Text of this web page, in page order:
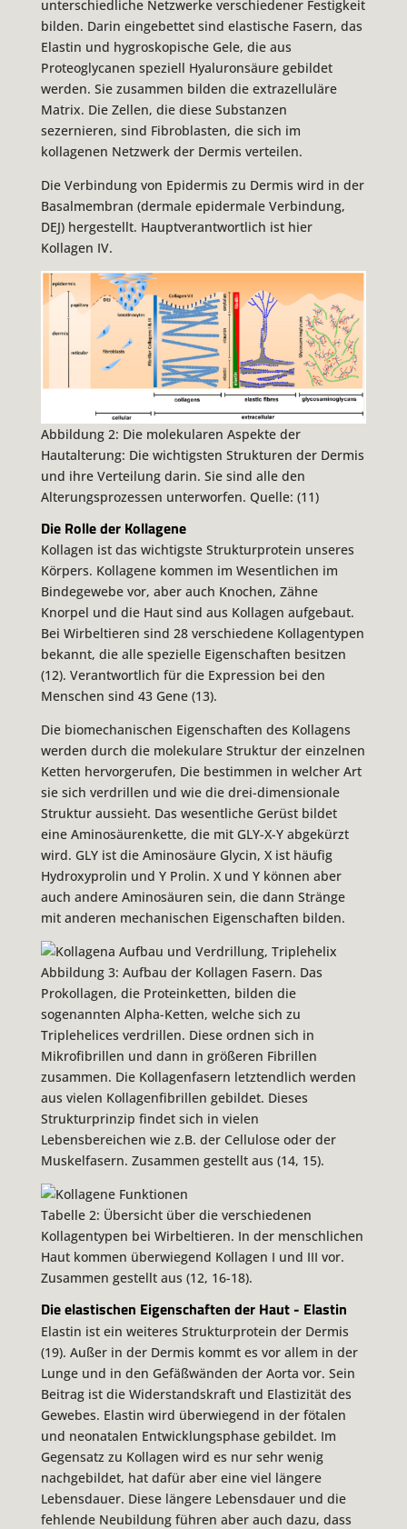
unterschiedliche Netzwerke verschiedener Festigkeit
bilden. Darin eingebettet sind elastische Fasern, das
Elastin und hygroskopische Gele, die aus
Proteoglycanen speziell Hyaluronsäure gebildet
werden. Sie zusammen bilden die extrazelluläre
Matrix. Die Zellen, die diese Substanzen
sezernieren, sind Fibroblasten, die sich im
kollagenen Netzwerk der Dermis verteilen.
Die Verbindung von Epidermis zu Dermis wird in der
Basalmembran (dermale epidermale Verbindung,
DEJ) hergestellt. Hauptverantwortlich ist hier
Kollagen IV.
Abbildung 2: Die molekularen Aspekte der
Hautalterung: Die wichtigsten Strukturen der Dermis
und ihre Verteilung darin. Sie sind alle den
Alterungsprozessen unterworfen. Quelle: (11)
Die Rolle der Kollagene
Kollagen ist das wichtigste Strukturprotein unseres
Körpers. Kollagene kommen im Wesentlichen im
Bindegewebe vor, aber auch Knochen, Zähne
Knorpel und die Haut sind aus Kollagen aufgebaut.
Bei Wirbeltieren sind 28 verschiedene Kollagentypen
bekannt, die alle spezielle Eigenschaften besitzen
(12). Verantwortlich für die Expression bei den
Menschen sind 43 Gene (13).
Die biomechanischen Eigenschaften des Kollagens
werden durch die molekulare Struktur der einzelnen
Ketten hervorgerufen, Die bestimmen in welcher Art
sie sich verdrillen und wie die drei-dimensionale
Struktur aussieht. Das wesentliche Gerüst bildet
eine Aminosäurenkette, die mit GLY-X-Y abgekürzt
wird. GLY ist die Aminosäure Glycin, X ist häufig
Hydroxyprolin und Y Prolin. X und Y können aber
auch andere Aminosäuren sein, die dann Stränge
mit anderen mechanischen Eigenschaften bilden.
Abbildung 3: Aufbau der Kollagen Fasern. Das
Prokollagen, die Proteinketten, bilden die
sogenannten Alpha-Ketten, welche sich zu
Triplehelices verdrillen. Diese ordnen sich in
Mikrofibrillen und dann in größeren Fibrillen
zusammen. Die Kollagenfasern letztendlich werden
aus vielen Kollagenfibrillen gebildet. Dieses
Strukturprinzip findet sich in vielen
Lebensbereichen wie z.B. der Cellulose oder der
Muskelfasern. Zusammen gestellt aus (14, 15).
Tabelle 2: Übersicht über die verschiedenen
Kollagentypen bei Wirbeltieren. In der menschlichen
Haut kommen überwiegend Kollagen I und III vor.
Zusammen gestellt aus (12, 16-18).
Die elastischen Eigenschaften der Haut - Elastin
Elastin ist ein weiteres Strukturprotein der Dermis
(19). Außer in der Dermis kommt es vor allem in der
Lunge und in den Gefäßwänden der Aorta vor. Sein
Beitrag ist die Widerstandskraft und Elastizität des
Gewebes. Elastin wird überwiegend in der fötalen
und neonatalen Entwicklungsphase gebildet. Im
Gegensatz zu Kollagen wird es nur sehr wenig
nachgebildet, hat dafür aber eine viel längere
Lebensdauer. Diese längere Lebensdauer und die
fehlende Neubildung führen aber auch dazu, dass